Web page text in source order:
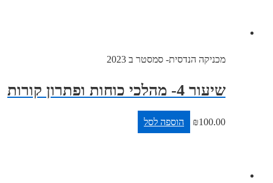
מכניקה הנדסית- סמסטר ב 2023
שיעור 4- מהלכי כוחות ופתרון קורות
₪ הוספה לסל